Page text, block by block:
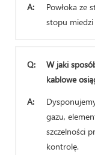
A:
Powłoka ze
stopu
Q:
W jaki
kablowe
A:
gazu,
szczelności
kontrolę.